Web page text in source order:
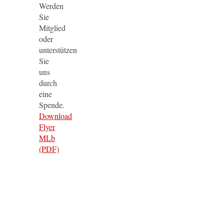
Werden
Sie
Mitglied
oder
unterstützen
Sie
uns
durch
eine
Spende.
Download
Flyer
MLb
(PDF)